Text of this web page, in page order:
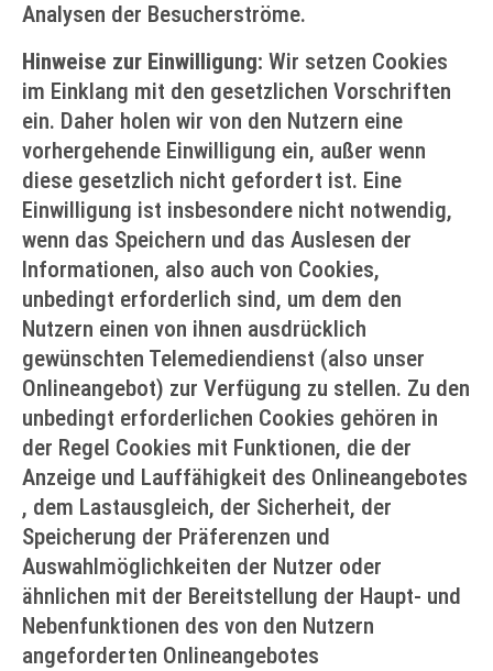
Analysen der Besucherströme.
Hinweise zur Einwilligung: Wir setzen Cookies
im Einklang mit den gesetzlichen Vorschriften
ein. Daher holen wir von den Nutzern eine
vorhergehende Einwilligung ein, außer wenn
diese gesetzlich nicht gefordert ist. Eine
Einwilligung ist insbesondere nicht notwendig,
wenn das Speichern und das Auslesen der
Informationen, also auch von Cookies,
unbedingt erforderlich sind, um dem den
Nutzern einen von ihnen ausdrücklich
gewünschten Telemediendienst (also unser
Onlineangebot) zur Verfügung zu stellen. Zu den
unbedingt erforderlichen Cookies gehören in
der Regel Cookies mit Funktionen, die der
Anzeige und Lauffähigkeit des Onlineangebotes
, dem Lastausgleich, der Sicherheit, der
Speicherung der Präferenzen und
Auswahlmöglichkeiten der Nutzer oder
ähnlichen mit der Bereitstellung der Haupt- und
Nebenfunktionen des von den Nutzern
angeforderten Onlineangebotes